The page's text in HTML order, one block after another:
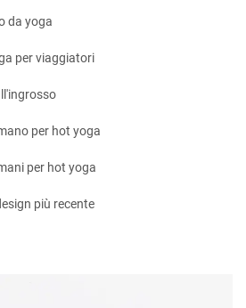
da yoga
per viaggiatori
per hot yoga
per hot yoga
più recente